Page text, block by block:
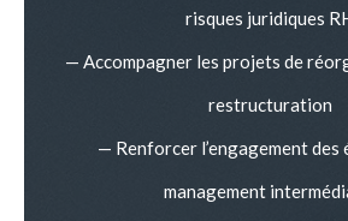
risques juridiques
— Accompagner les projets de
restructuration
— Renforcer l’engagement des
management